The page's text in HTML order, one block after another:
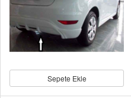
Sepete Ekle